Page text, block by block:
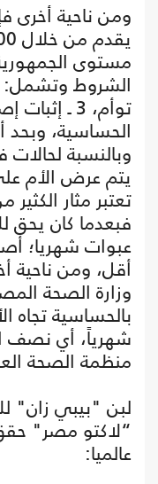
ومن ناحية أخرى
مستوى
توأم، 3 ـ
الحساسية،
وبالنسبة
يتم عرض الأم
تعتبر مثار
فبعدما كان
عبوات شهريا؛
أقل، ومن ناحية
وزارة الصحة
بالحساسية تجاه
شهرياً، أي نصف
منظمة الصحة
لبن "بيبي زان"
“لاكتو مصر"
عالميا: